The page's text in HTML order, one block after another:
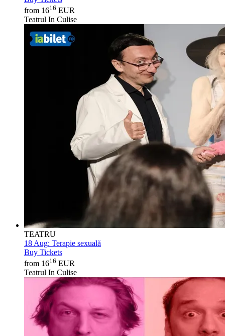
from 1616 EUR
Teatrul In Culise
TEATRU
18 Aug: Terapie sexuală
Buy Tickets
from 1616 EUR
Teatrul In Culise